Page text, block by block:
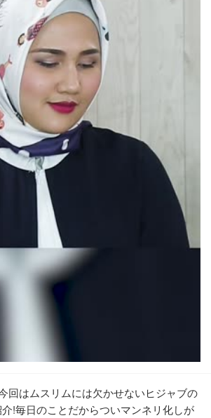
回はムスリムには欠かせないヒジャブの
!毎日のことだからついマンネリ化しが